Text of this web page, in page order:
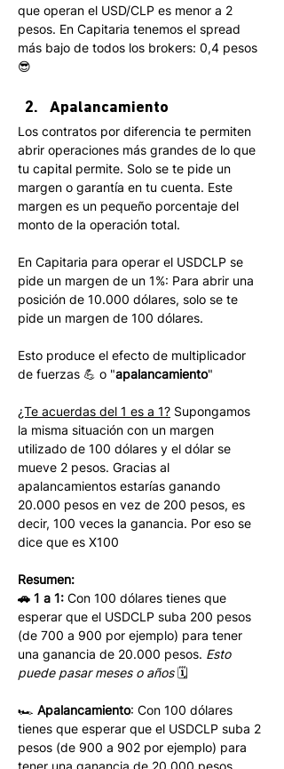
que operan el USD/CLP es menor a 2
pesos. En Capitaria tenemos el spread
más bajo de todos los brokers: 0,4 pesos
😎
Apalancamiento
Los contratos por diferencia te permiten
abrir operaciones más grandes de lo que
tu capital permite. Solo se te pide un
margen o garantía en tu cuenta. Este
margen es un pequeño porcentaje del
monto de la operación total.
En Capitaria para operar el USDCLP se
pide un margen de un 1%: Para abrir una
posición de 10.000 dólares, solo se te
pide un margen de 100 dólares.
Esto produce el efecto de multiplicador
de fuerzas 💪 o "apalancamiento"
¿Te acuerdas del 1 es a 1? Supongamos
la misma situación con un margen
utilizado de 100 dólares y el dólar se
mueve 2 pesos. Gracias al
apalancamientos estarías ganando
20.000 pesos en vez de 200 pesos, es
decir, 100 veces la ganancia. Por eso se
dice que es X100
Resumen:
🚗 1 a 1: Con 100 dólares tienes que
esperar que el USDCLP suba 200 pesos
(de 700 a 900 por ejemplo) para tener
una ganancia de 20.000 pesos. Esto
puede pasar meses o años 🗓
🏎 Apalancamiento: Con 100 dólares
tienes que esperar que el USDCLP suba 2
pesos (de 900 a 902 por ejemplo) para
tener una ganancia de 20.000 pesos.